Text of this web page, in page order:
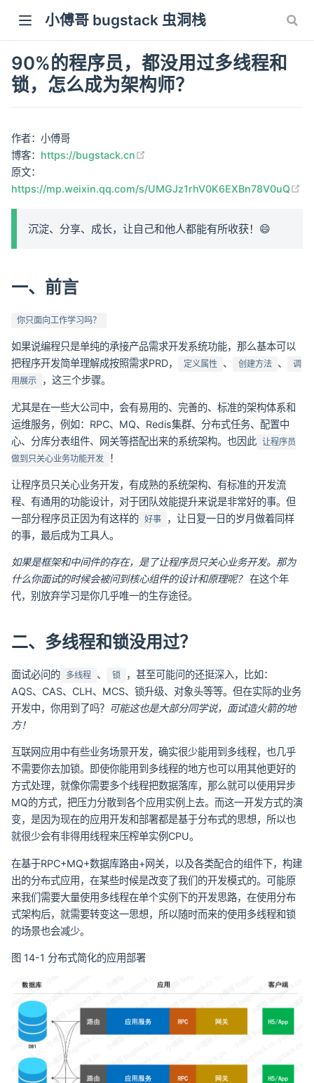
小傅哥 bugstack 虫洞栈
90%的程序员，都没用过多线程和
锁，怎么成为架构师？
作者：小傅哥
博客： https://bugstack.cn
原文：
https://mp.weixin.qq.com/s/UMGJz1rhV0K6EXBn78V0uQ
沉淀、分享、成长，让自己和他人都能有所收获！😄
一、前言
你只面向工作学习吗？
如果说编程只是单纯的承接产品需求开发系统功能，那么基本可以
把程序开发简单理解成按照需求PRD，
定义属性 、 创建方法 、
调
用展示
，这三个步骤。
尤其是在一些大公司中，会有易用的、完善的、标准的架构体系和
运维服务，例如：RPC、MQ、Redis集群、分布式任务、配置中
心、分库分表组件、网关等搭配出来的系统架构。也因此 让程序员
做到只关心业务功能开发
！
让程序员只关心业务开发，有成熟的系统架构、有标准的开发流
程、有通用的功能设计，对于团队效能提升来说是非常好的事。但
一部分程序员正因为有这样的 好事
，让日复一日的岁月做着同样
的事，最后成为工具人。
如果是框架和中间件的存在，是了让程序员只关心业务开发。那为
什么你面试的时候会被问到核心组件的设计和原理呢？ 在这个年
代，别放弃学习是你几乎唯一的生存途径。
二、多线程和锁没用过？
面试必问的 多线程 、 锁
，甚至可能问的还挺深入，比如：
AQS、CAS、CLH、MCS、锁升级、对象头等等。但在实际的业务
开发中，你用到了吗？ 可能这也是大部分同学说，面试造火箭的地
方！
互联网应用中有些业务场景开发，确实很少能用到多线程，也几乎
不需要你去加锁。即使你能用到多线程的地方也可以用其他更好的
方式处理，就像你需要多个线程把数据落库，那么就可以使用异步
MQ的方式，把压力分散到各个应用实例上去。而这一开发方式的演
变，是因为现在的应用开发和部署都是基于分布式的思想，所以也
就很少会有非得用线程来压榨单实例CPU。
在基于RPC+MQ+数据库路由+网关，以及各类配合的组件下，构建
出的分布式应用，在某些时候是改变了我们的开发模式的。可能原
来我们需要大量使用多线程在单个实例下的开发思路，在使用分布
式架构后，就需要转变这一思想，所以随时而来的使用多线程和锁
的场景也会减少。
图 14-1 分布式简化的应用部署